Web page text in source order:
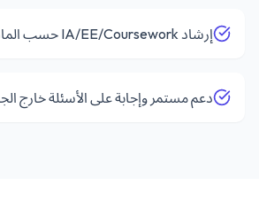
إرشاد IA/EE/Coursework حسب المادة
دعم مستمر وإجابة على الأسئلة خارج